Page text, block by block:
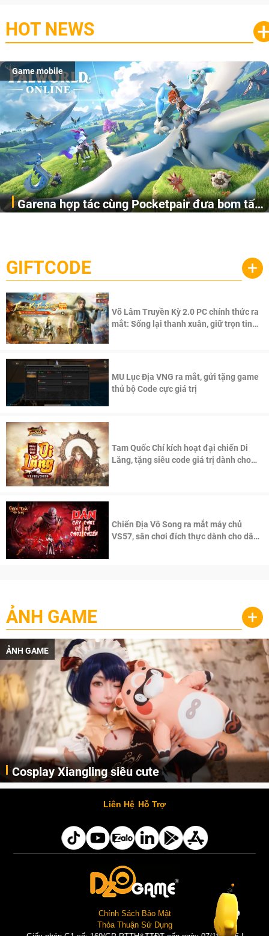
HOT NEWS
Game mobile
Garena hợp tác cùng Pocketpair đưa bom tấn
cầu, theo giấy phép chính thức từ công ty game Nhật Bản
Pocketpair, Inc.
GIFTCODE +
Võ Lâm Truyền Kỳ 2.0 PC chính thức ra
mắt: Sống lại thanh xuân, giữ trọn tinh
MU Lục Địa VNG ra mắt, gửi tặng game
thủ bộ Code cực giá trị
Tam Quốc Chí kích hoạt đại chiến Di
Lăng, tặng siêu code giá trị dành cho
Chiến Địa Vô Song ra mắt máy chủ
VS57, sân chơi đích thực dành cho dân
ẢNH GAME +
ẢNH GAME
Cosplay Xiangling siêu cute
Cùng thưởng thức những hình ảnh cosplay Xiangling trong Genshin Impact siêu dễ thương của người dùng Weibo "阿包也是兔娘"
Liên Hệ Hỗ Trợ
Chính Sách Bảo Mật
Thỏa Thuận Sử Dụng